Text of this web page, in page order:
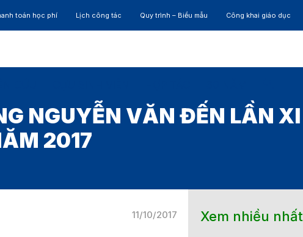
toán học phí Lịch công tác Quy trình – Biểu mẫu Công khai giáo dục
NGUYỄN VĂN ĐẾN LẦN XI
2017
11/10/2017 Xem nhiều nhất